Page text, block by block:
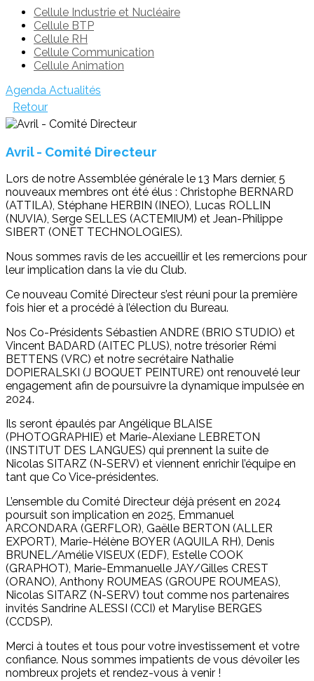
Cellule Industrie et Nucléaire
Cellule BTP
Cellule RH
Cellule Communication
Cellule Animation
Agenda Actualités
Retour
Avril - Comité Directeur
Lors de notre Assemblée générale le 13 Mars dernier, 5
nouveaux membres ont été élus : Christophe BERNARD
(ATTILA), Stéphane HERBIN (INEO), Lucas ROLLIN
(NUVIA), Serge SELLES (ACTEMIUM) et Jean-Philippe
SIBERT (ONET TECHNOLOGIES).
Nous sommes ravis de les accueillir et les remercions pour
leur implication dans la vie du Club.
Ce nouveau Comité Directeur s’est réuni pour la première
fois hier et a procédé à l’élection du Bureau.
Nos Co-Présidents Sébastien ANDRE (BRIO STUDIO) et
Vincent BADARD (AITEC PLUS), notre trésorier Rémi
BETTENS (VRC) et notre secrétaire Nathalie
DOPIERALSKI (J BOQUET PEINTURE) ont renouvelé leur
engagement afin de poursuivre la dynamique impulsée en
2024.
Ils seront épaulés par Angélique BLAISE
(PHOTOGRAPHIE) et Marie-Alexiane LEBRETON
(INSTITUT DES LANGUES) qui prennent la suite de
Nicolas SITARZ (N-SERV) et viennent enrichir l’équipe en
tant que Co Vice-présidentes.
L’ensemble du Comité Directeur déjà présent en 2024
poursuit son implication en 2025, Emmanuel
ARCONDARA (GERFLOR), Gaëlle BERTON (ALLER
EXPORT), Marie-Hélène BOYER (AQUILA RH), Denis
BRUNEL/Amélie VISEUX (EDF), Estelle COOK
(GRAPHOT), Marie-Emmanuelle JAY/Gilles CREST
(ORANO), Anthony ROUMEAS (GROUPE ROUMEAS),
Nicolas SITARZ (N-SERV) tout comme nos partenaires
invités Sandrine ALESSI (CCI) et Marylise BERGES
(CCDSP).
Merci à toutes et tous pour votre investissement et votre
confiance. Nous sommes impatients de vous dévoiler les
nombreux projets et rendez-vous à venir !